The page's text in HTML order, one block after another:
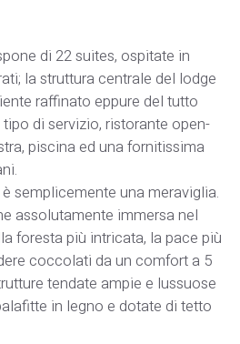
di 22 suites, ospitate in
la struttura centrale del lodge
raffinato eppure del tutto
di servizio, ristorante open-
piscina ed una fornitissima
è semplicemente una meraviglia.
assolutamente immersa nel
foresta più intricata, la pace più
coccolati da un comfort a 5
tendate ampie e lussuose
in legno e dotate di tetto